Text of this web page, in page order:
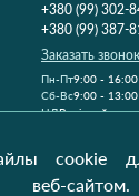
+380 (99) 302-
+380 (99) 387-
Заказать
Пн-Пт9:00 - 16:00
Cб-Вс9:00 - 13:00
НДВихідний
Україна,
cookie
веб-